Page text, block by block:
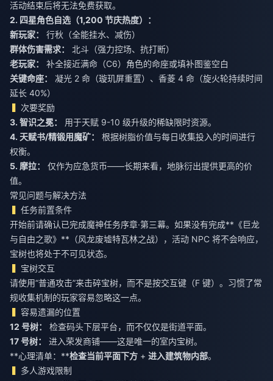
活动结束后将无法免费获取。
2. 四星角色自选（1,200 节庆热度）：
新玩家：
行秋（全能挂水、减伤）
群体伤害需求：
北斗（强力控场、抗打断）
老玩家：
补全接近满命（C6）角色的命座或填补图鉴空白
关键命座：
凝光 2 命（璇玑屏重置）、香菱 4 命（旋火轮持续时间
延长 40%）
次要奖励
3. 智识之冕：
4. 天赋书/精锻用魔矿：
根据树脂价值与每日收集投入的时间进行
5. 摩拉：
仅作为应急货币——长期来看，地脉衍出提供更高的价
值。
常见问题与解决方法
任务前置条件
开始前请确认已完成魔神任务序章·第三幕。如果没有完成**《巨龙
与自由之歌》**（风龙废墟特瓦林之战），活动 NPC 将不会响应，
宝树也将处于不可见状态。
宝树交互
请使用“普通攻击”来击碎宝树，而不是按交互键（F 键）。习惯了常
规收集机制的玩家容易忽略这一点。
容易遗漏的位置
12 号树：
检查码头下层平台，而不仅仅是街道平面。
17 号树：
进入荣发商铺——这是唯一的室内宝树。
**心理清单：**检查当前平面下方 + 进入建筑物内部。
多人游戏限制